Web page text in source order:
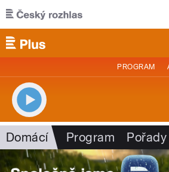
Přejít k hlavnímu obsahu
PROGRAM
Domácí Program Pořady